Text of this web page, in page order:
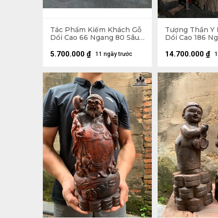
Tác Phẩm Kiếm Khách Gỗ
Dổi Cao 66 Ngang 80 Sâu
11 ngày trước
5.700.000 ₫
Tượng Thần Y
Dổi Cao 186
14.700.000 ₫